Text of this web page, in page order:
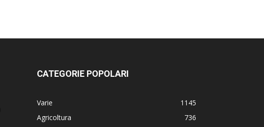
CATEGORIE POPOLARI
Varie
1145
Agricoltura
736